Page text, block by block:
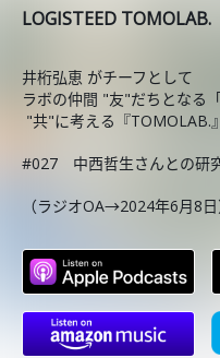
LOGISTEED TOMOLAB.
井桁弘恵 がチーフとして
ラボの仲間 "友"だちとなる
"共"に考える『TOMOLAB.』
#027 中西哲生さんとの研
（ラジオOA→2024年6月8日